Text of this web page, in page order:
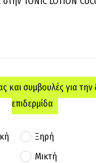
και συμβουλές για την
επιδερμίδα
Ξηρή
Μικτή